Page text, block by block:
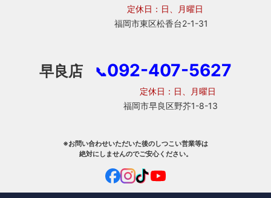
定休日：日、月曜日
福岡市東区松香台2-1-31
早良店 📞092-407-5627
定休日：日、月曜日
福岡市早良区野芥1-8-13
※お問い合わせいただいた後のしつこい営業等は
絶対にしませんのでご安心ください。